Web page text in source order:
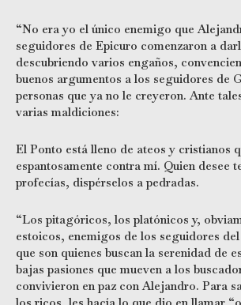
“No era yo el único enemigo que
seguidores de Epicuro comenzaron a
descubriendo varios engaños,
buenos argumentos a los seguidores de
personas que ya no le creyeron. Ante
varias maldiciones:
El Ponto está lleno de ateos y cristianos
espantosamente contra mí. Quien desee
profecías, dispérselos a pedradas.
“Los pitagóricos, los platónicos y,
estoicos, enemigos de los seguidores
que son quienes buscan la serenidad de
bajas pasiones que mueven a los
convivieron en paz con Alejandro. Para